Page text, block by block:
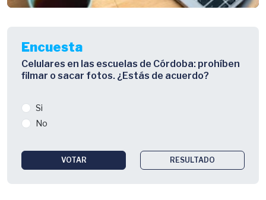
Encuesta
Celulares en las escuelas de Córdoba: prohíben
filmar o sacar fotos. ¿Estás de acuerdo?
Si
No
VOTAR RESULTADO